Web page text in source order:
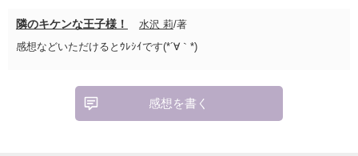
隣のキケンな王子様！ 水沢 莉/著
感想などいただけるとｳﾚｼｲです(*´∀｀*)
感想を書く